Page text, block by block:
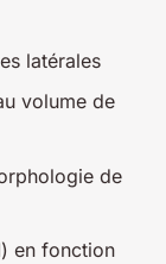
latérales
volume de
de
en fonction